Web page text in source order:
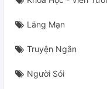
Chương 26
Chương 27
Chương 28
Lãng Mạn
Truyện Ngắn
Người Sói